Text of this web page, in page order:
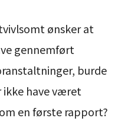
ønsker at
gennemført
burde
have været
en første rapport?